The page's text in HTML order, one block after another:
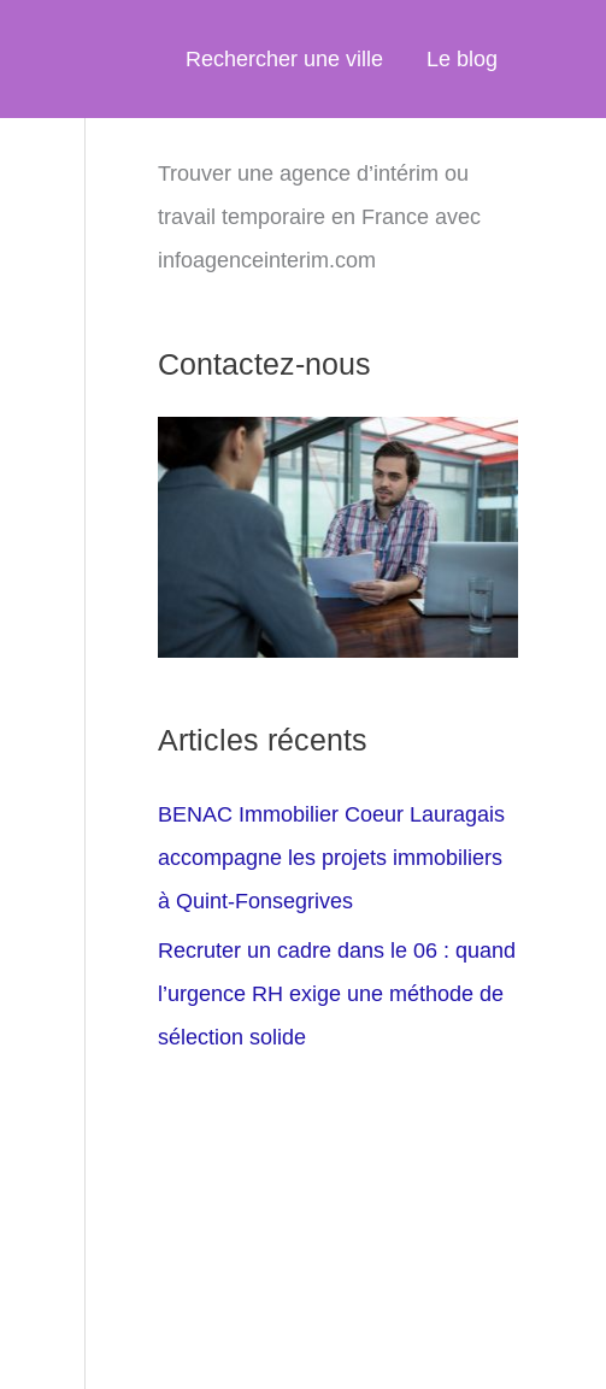
Rechercher une ville Le blog
Trouver une agence d’intérim ou
travail temporaire en France avec
infoagenceinterim.com
Contactez-nous
Articles récents
BENAC Immobilier Coeur Lauragais
accompagne les projets immobiliers
à Quint-Fonsegrives
Recruter un cadre dans le 06 : quand
l’urgence RH exige une méthode de
sélection solide